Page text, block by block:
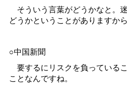
そういう言葉がどうかなと。
どうかということがありますから
○中国新聞
要するにリスクを負っている
ことなんですね。